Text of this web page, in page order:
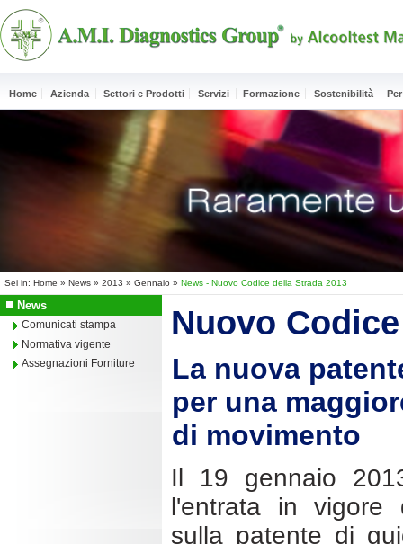
Home Azienda Settori e Prodotti Servizi Formazione Sostenibilità
Sei in: Home » News » 2013 » Gennaio » News - Nuovo Codice della Strada 2013
News
Comunicati stampa
Normativa vigente
Assegnazioni Forniture
Nuovo
La nuova
per una
di movimento
Il 19 gennaio
l'entrata in vigore
sulla patente di